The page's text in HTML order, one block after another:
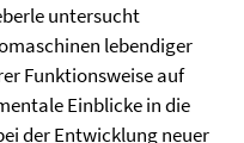
untersucht
lebendiger
Funktionsweise auf
Einblicke in die
der Entwicklung neuer